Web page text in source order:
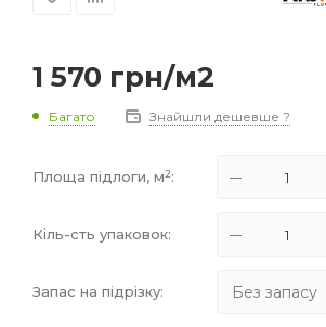
1 570 грн/м2
Багато Знайшли дешевше ?
Площа підлоги, м2:
Кіль-сть упаковок:
Запас на підрізку: Без запасу